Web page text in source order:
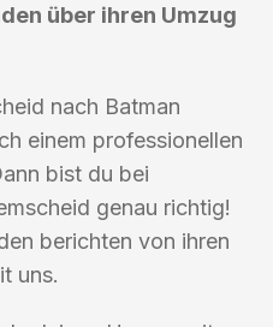
über ihren Umzug
nach Batman
einem professionellen
bist du bei
genau richtig!
berichten von ihren
uns.